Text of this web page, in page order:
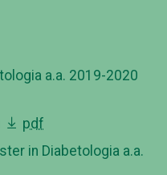
a.a. 2019-2020
pdf
in Diabetologia a.a.